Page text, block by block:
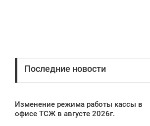
Последние новости
Изменение режима работы кассы в
офисе ТСЖ в августе 2026г.